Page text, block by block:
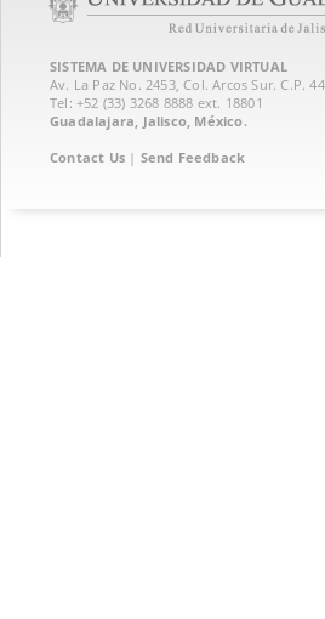
SISTEMA DE UNIVERSIDAD VIRTUAL
Av. La Paz No. 2453, Col. Arcos Sur. C.P.
Tel: +52 (33) 3268 8888‏ ext. 18801
Guadalajara, Jalisco, México.
Contact Us | Send Feedback